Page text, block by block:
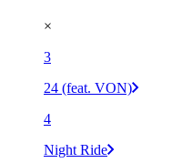
×
3
24 (feat. VON)
4
Night Ride